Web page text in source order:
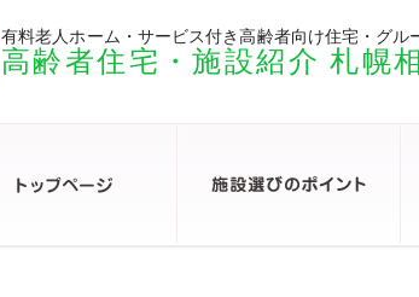
有料老人ホーム・サービス付き高齢者向け住宅・グル
高齢者住宅・施設紹介 札幌